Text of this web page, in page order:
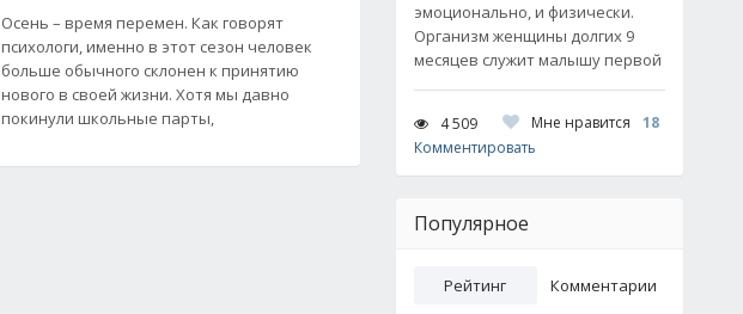
Осень – время перемен. Как говорят
психологи, именно в этот сезон человек
больше обычного склонен к принятию
нового в своей жизни. Хотя мы давно
покинули школьные парты,
эмоционально, и физически.
Организм женщины долгих 9
месяцев служит малышу первой
4 509 Мне нравится
18
Комментировать
Популярное
Рейтинг Комментарии